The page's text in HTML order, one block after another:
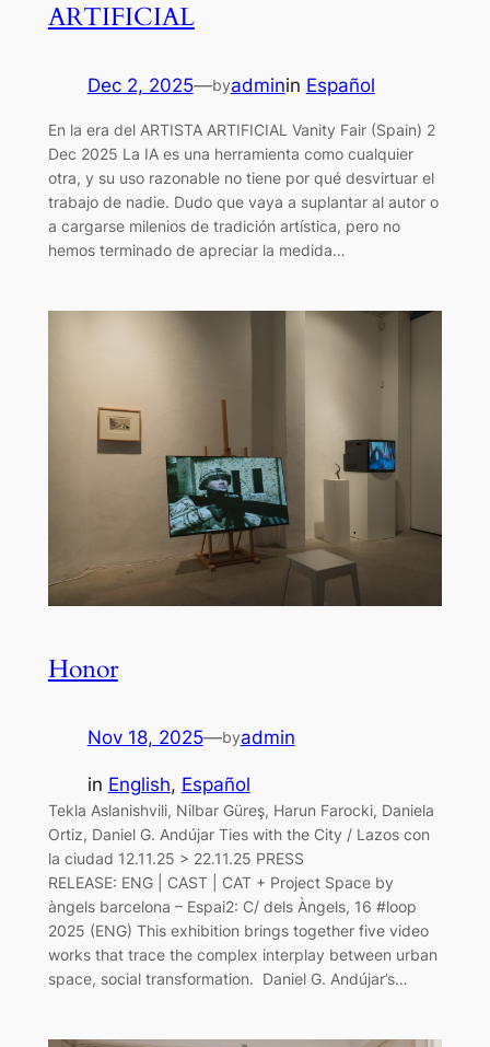
ARTIFICIAL
Dec 2, 2025—byadminin Español
En la era del ARTISTA ARTIFICIAL Vanity Fair (Spain) 2
Dec 2025 La IA es una herramienta como cualquier
otra, y su uso razonable no tiene por qué desvirtuar el
trabajo de nadie. Dudo que vaya a suplantar al autor o
a cargarse milenios de tradición artística, pero no
hemos terminado de apreciar la medida…
Honor
Nov 18, 2025—byadmin
in English, Español
Tekla Aslanishvili, Nilbar Güreş, Harun Farocki, Daniela
Ortiz, Daniel G. Andújar Ties with the City / Lazos con
la ciudad 12.11.25 > 22.11.25 PRESS
RELEASE: ENG | CAST | CAT + Project Space by
àngels barcelona – Espai2: C/ dels Àngels, 16 #loop
2025 (ENG) This exhibition brings together five video
works that trace the complex interplay between urban
space, social transformation. Daniel G. Andújar’s…